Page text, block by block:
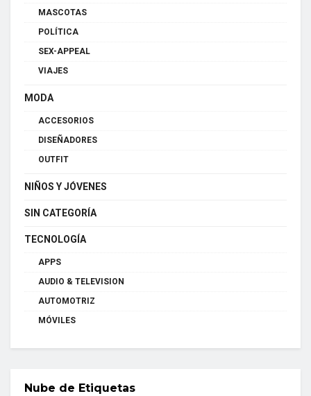
MASCOTAS
POLÍTICA
SEX-APPEAL
VIAJES
MODA
ACCESORIOS
DISEÑADORES
OUTFIT
NIÑOS Y JÓVENES
SIN CATEGORÍA
TECNOLOGÍA
APPS
AUDIO & TELEVISION
AUTOMOTRIZ
MÓVILES
Nube de Etiquetas